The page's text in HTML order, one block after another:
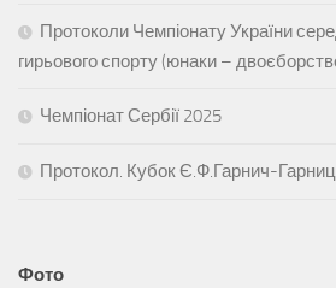
Протоколи Чемпіонату України
гирьового спорту (юнаки –
Чемпіонат Сербії 2025
Протокол. Кубок Є.Ф.Гарнич-
Фото